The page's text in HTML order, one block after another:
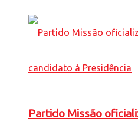
Partido Missão